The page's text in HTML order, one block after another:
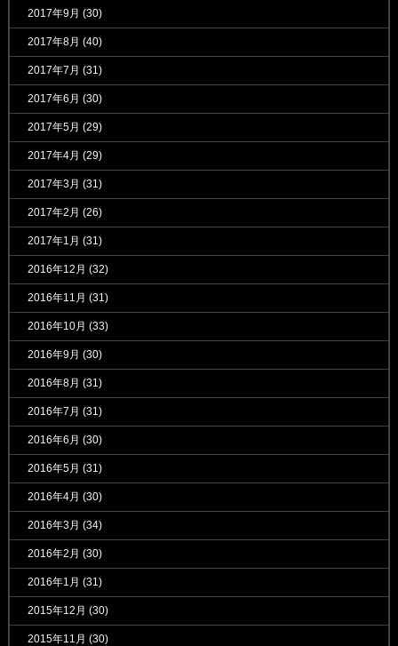
2017年9月 (30)
2017年8月 (40)
2017年7月 (31)
2017年6月 (30)
2017年5月 (29)
2017年4月 (29)
2017年3月 (31)
2017年2月 (26)
2017年1月 (31)
2016年12月 (32)
2016年11月 (31)
2016年10月 (33)
2016年9月 (30)
2016年8月 (31)
2016年7月 (31)
2016年6月 (30)
2016年5月 (31)
2016年4月 (30)
2016年3月 (34)
2016年2月 (30)
2016年1月 (31)
2015年12月 (30)
2015年11月 (30)